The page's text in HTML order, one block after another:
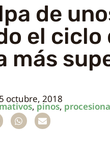
de
el
más
octubre, 2018
,pinos,